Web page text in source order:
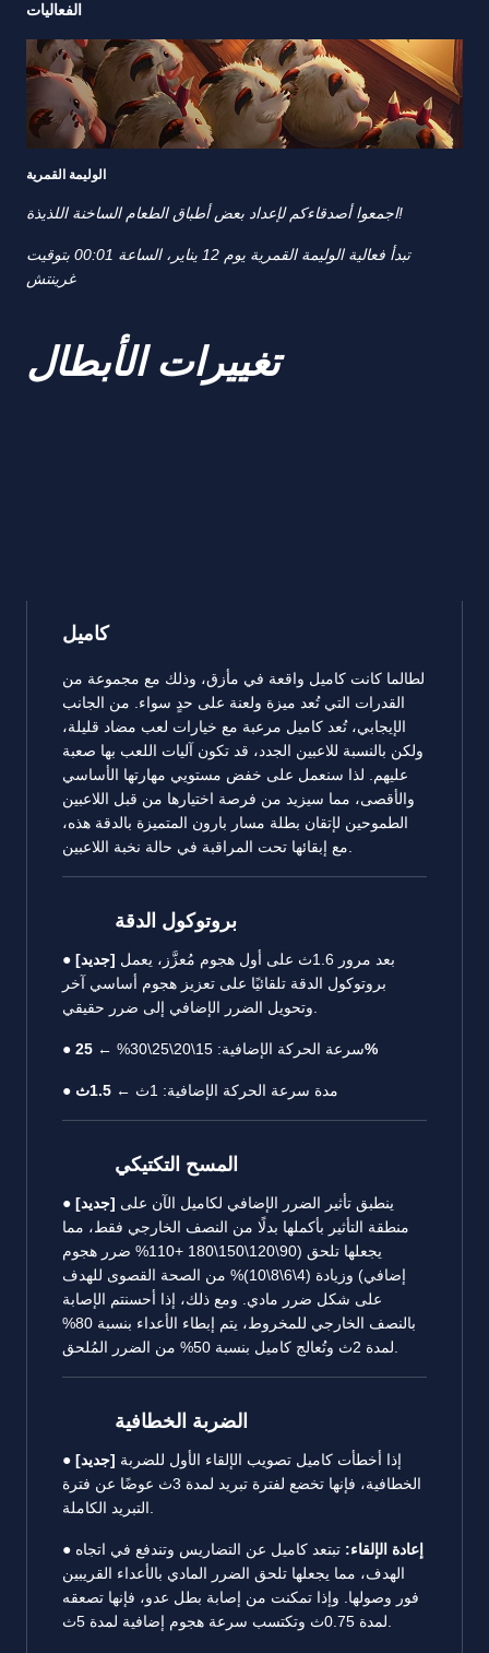
الفعاليات
الوليمة القمرية
اجمعوا أصدقاءكم لإعداد بعض أطباق الطعام الساخنة اللذيذة!
تبدأ فعالية الوليمة القمرية يوم 12 يناير، الساعة 00:01 بتوقيت
غرينتش
تغييرات الأبطال
كاميل
لطالما كانت كاميل واقعة في مأزق، وذلك مع مجموعة من
القدرات التي تُعد ميزة ولعنة على حدٍ سواء. من الجانب
الإيجابي، تُعد كاميل مرعبة مع خيارات لعب مضاد قليلة،
ولكن بالنسبة للاعبين الجدد، قد تكون آليات اللعب بها صعبة
عليهم. لذا سنعمل على خفض مستويي مهارتها الأساسي
والأقصى، مما سيزيد من فرصة اختيارها من قبل اللاعبين
الطموحين لإتقان بطلة مسار بارون المتميزة بالدقة هذه،
بروتوكول الدقة
● [جديد]
بروتوكول الدقة تلقائيًا على تعزيز هجوم أساسي آخر
● سرعة الحركة الإضافية: 15\20\25\30% ←25%
● مدة سرعة الحركة الإضافية: 1ث ← 1.5ث
المسح التكتيكي
● [جديد]
منطقة التأثير بأكملها بدلًا من النصف الخارجي فقط، مما
يجعلها تلحق (90\120\150\180 +110% ضرر هجوم
إضافي) وزيادة (4\6\8\10)% من الصحة القصوى للهدف
على شكل ضرر مادي. ومع ذلك، إذا أحسنتم الإصابة
بالنصف الخارجي للمخروط، يتم إبطاء الأعداء بنسبة 80%
الضربة الخطافية
● [جديد]
الخطافية، فإنها تخضع لفترة تبريد لمدة 3ث عوضًا عن فترة
● إعادة الإلقاء: تبتعد كاميل عن التضاريس وتندفع في اتجاه
الهدف، مما يجعلها تلحق الضرر المادي بالأعداء القريبين
فور وصولها. وإذا تمكنت من إصابة بطل عدو، فإنها تصعقه